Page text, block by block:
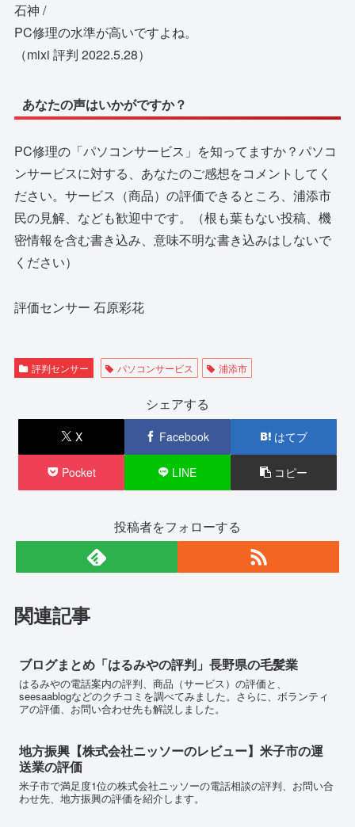
石神 /
PC修理の水準が高いですよね。
（mixi 評判 2022.5.28）
あなたの声はいかがですか？
PC修理の「パソコンサービス」を知ってますか？パソコ
ンサービスに対する、あなたのご感想をコメントしてく
ださい。サービス（商品）の評価できるところ、浦添市
民の見解、なども歓迎中です。（根も葉もない投稿、機
密情報を含む書き込み、意味不明な書き込みはしないで
ください）
評価センサー 石原彩花
評判センサー パソコンサービス 浦添市
シェアする
X Facebook はてブ
Pocket LINE コピー
投稿者をフォローする
関連記事
ブログまとめ「はるみやの評判」長野県の毛髪業
はるみやの電話案内の評判、商品（サービス）の評価と、
seesaablogなどのクチコミを調べてみました。さらに、ボランティ
アの評価、お問い合わせ先も解説しました。
地方振興【株式会社ニッソーのレビュー】米子市の運
送業の評価
米子市で満足度1位の株式会社ニッソーの電話相談の評判、お問い合
わせ先、地方振興の評価を紹介します。